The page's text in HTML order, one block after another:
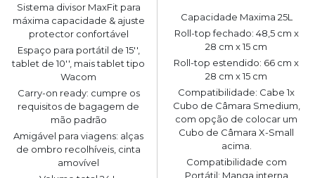
Sistema divisor MaxFit para
máxima capacidade & ajuste
protector confortável
Espaço para portátil de 15'',
tablet de 10'', mais tablet tipo
Wacom
Carry-on ready: cumpre os
requisitos de bagagem de
mão padrão
Amigável para viagens: alças
de ombro recolhíveis, cinta
amovível
Capacidade Maxima 25L
Roll-top fechado: 48,5 cm x
28 cm x 15 cm
Roll-top estendido: 66 cm x
28 cm x 15 cm
Compatibilidade: Cabe 1x
Cubo de Câmara Smedium,
com opção de colocar um
Cubo de Câmara X-Small
acima.
Compatibilidade com
Portátil: Manga interna